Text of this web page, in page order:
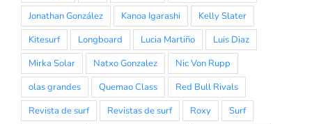
Jonathan González
Kanoa Igarashi
Kelly Slater
Kitesurf
Longboard Lucia Martiño
Luis Diaz
Mirka Solar
Natxo Gonzalez
Nic Von Rupp
olas grandes
Quemao Class
Red Bull Rivals
Revista de surf
Revistas de surf Roxy
Surf